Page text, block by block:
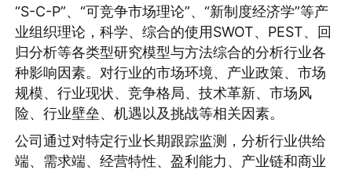
“S-C-P”、“可竞争市场理论”、“新制度经济学”等产
业组织理论，科学、综合的使用SWOT、PEST、回
归分析等各类型研究模型与方法综合的分析行业各
种影响因素。对行业的市场环境、产业政策、市场
规模、行业现状、竞争格局、技术革新、市场风
险、行业壁垒、机遇以及挑战等相关因素。
公司通过对特定行业长期跟踪监测，分析行业供给
端、需求端、经营特性、盈利能力、产业链和商业